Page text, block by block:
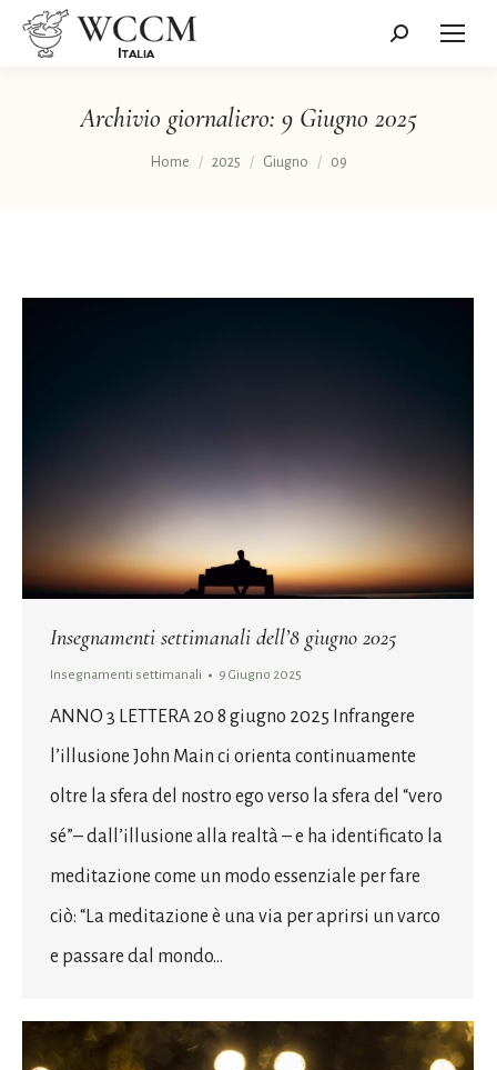
Cerca:
Archivio giornaliero: 9 Giugno 2025
Tu sei qui:
Home 2025 Giugno 09
Insegnamenti settimanali dell’8 giugno 2025
Insegnamenti settimanali 9 Giugno 2025
ANNO 3 LETTERA 20 8 giugno 2025 Infrangere
l’illusione John Main ci orienta continuamente
oltre la sfera del nostro ego verso la sfera del “vero
sé”– dall’illusione alla realtà – e ha identificato la
meditazione come un modo essenziale per fare
ciò: “La meditazione è una via per aprirsi un varco
e passare dal mondo…